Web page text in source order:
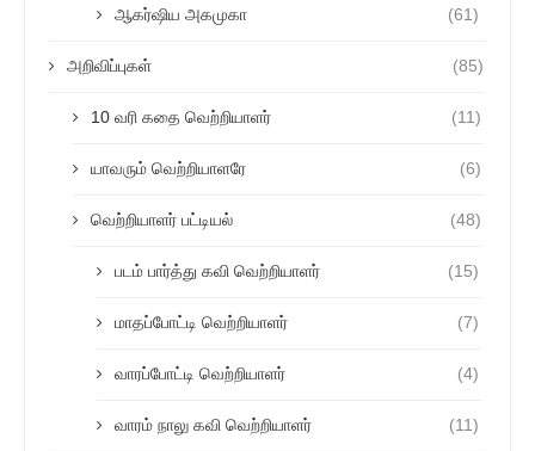
ஆகர்ஷிய அகமுகா (61)
அறிவிப்புகள் (85)
10 வரி கதை வெற்றியாளர் (11)
யாவரும் வெற்றியாளரே (6)
வெற்றியாளர் பட்டியல் (48)
படம் பார்த்து கவி வெற்றியாளர் (15)
மாதப்போட்டி வெற்றியாளர் (7)
வாரப்போட்டி வெற்றியாளர் (4)
வாரம் நாலு கவி வெற்றியாளர் (11)